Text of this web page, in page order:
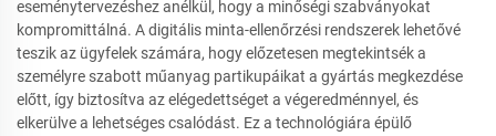
eseménytervezéshez anélkül, hogy a minőségi szabványokat
kompromittálná. A digitális minta-ellenőrzési rendszerek lehetővé
teszik az ügyfelek számára, hogy előzetesen megtekintsék a
személyre szabott műanyag partikupáikat a gyártás megkezdése
előtt, így biztosítva az elégedettséget a végeredménnyel, és
elkerülve a lehetséges csalódást. Ez a technológiára épülő